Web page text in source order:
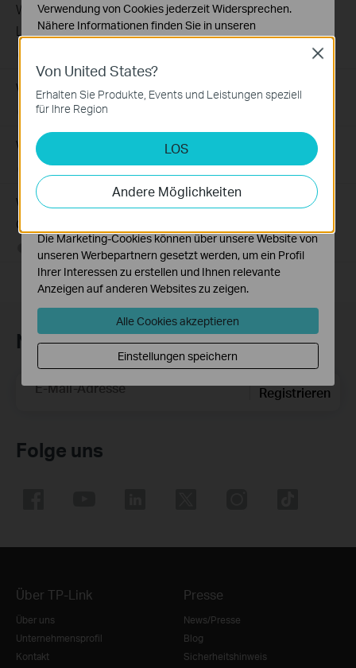
Wie registriere ich ein TP-Link-Produkt mit meiner TP-
Link-ID?
Wie finde ich die Seriennummer auf TP-Link-Geräten?
12-04-2019
Wie finde ich die Modellnummer meines TP-Link Geräts?
10-04-2018 7625175views
Wie finde ich die Hardware Version auf einem TP-Link
Gerät?
Newsletter abonnieren
E-Mail-Adresse Registrieren
Folge uns
Über TP-Link
Über uns
Unternehmensprofil
Kontakt
Presse
News/Presse
Blog
Sicherheitshinweis
Von United States?
Erhalten Sie Produkte, Events und Leistungen speziell
für Ihre Region
LOS
Andere Möglichkeiten
Close
Verwendung von Cookies jederzeit Widersprechen.
Nähere Informationen finden Sie in unseren
Datenschutzhinweisen.
Notwendige Cookies
erforderlich und können in Ihren Systemen nicht
Analyse- und Marketing-Cookies
Analyse-Cookies ermöglichen es uns, Ihre Aktivitäten
auf unserer Website zu analysieren, um die
Funktionsweise unserer Website zu verbessern und
Die Marketing-Cookies können über unsere Website von
unseren Werbepartnern gesetzt werden, um ein Profil
Ihrer Interessen zu erstellen und Ihnen relevante
Anzeigen auf anderen Websites zu zeigen.
Alle Cookies akzeptieren
Einstellungen speichern